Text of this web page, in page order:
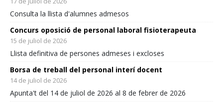
NacióDigital
La Intersindical denuncia que el personal d'atenció
educativa pateix "caos administratiu" després d'una
incidència en la resolució dels mèrits pel repartiment de
places
@mira_gerard
5 9
Consulta la llista d'alumnes admesos
Concurs oposició de personal laboral fisioterapeuta
15 de juliol de 2026
Llista definitiva de persones admeses i excloses
Borsa de treball del personal interí docent
14 de juliol de 2026
Apunta't del 14 de juliol de 2026 al 8 de febrer de 2026